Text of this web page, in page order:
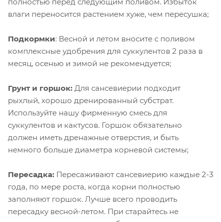
влаги переносится растением хуже, чем пересушка;
Подкормки: Весной и летом вносите с поливом
комплексные удобрения для суккулентов 2 раза в
месяц, осенью и зимой не рекомендуется;
Грунт и горшок: Для сансевиерии подходит
рыхлый, хорошо дренированный субстрат.
Используйте нашу фирменную смесь для
суккулентов и кактусов. Горшок обязательно
должен иметь дренажные отверстия, и быть
немного больше диаметра корневой системы;
Пересадка: Пересаживают сансевиерию каждые 2-3
года, по мере роста, когда корни полностью
заполняют горшок. Лучше всего проводить
пересадку весной-летом. При старайтесь не